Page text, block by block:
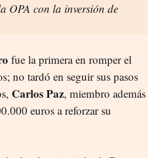
OPA con la inversión de
fue la primera en romper el
no tardó en seguir sus pasos
Carlos Paz, miembro además
euros a reforzar su